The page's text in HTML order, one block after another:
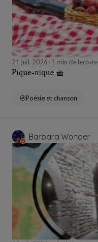
21 juil. 2026 1 min de lecture
Pique-nique 🧺
Poésie et chanson
Barbara Wonder